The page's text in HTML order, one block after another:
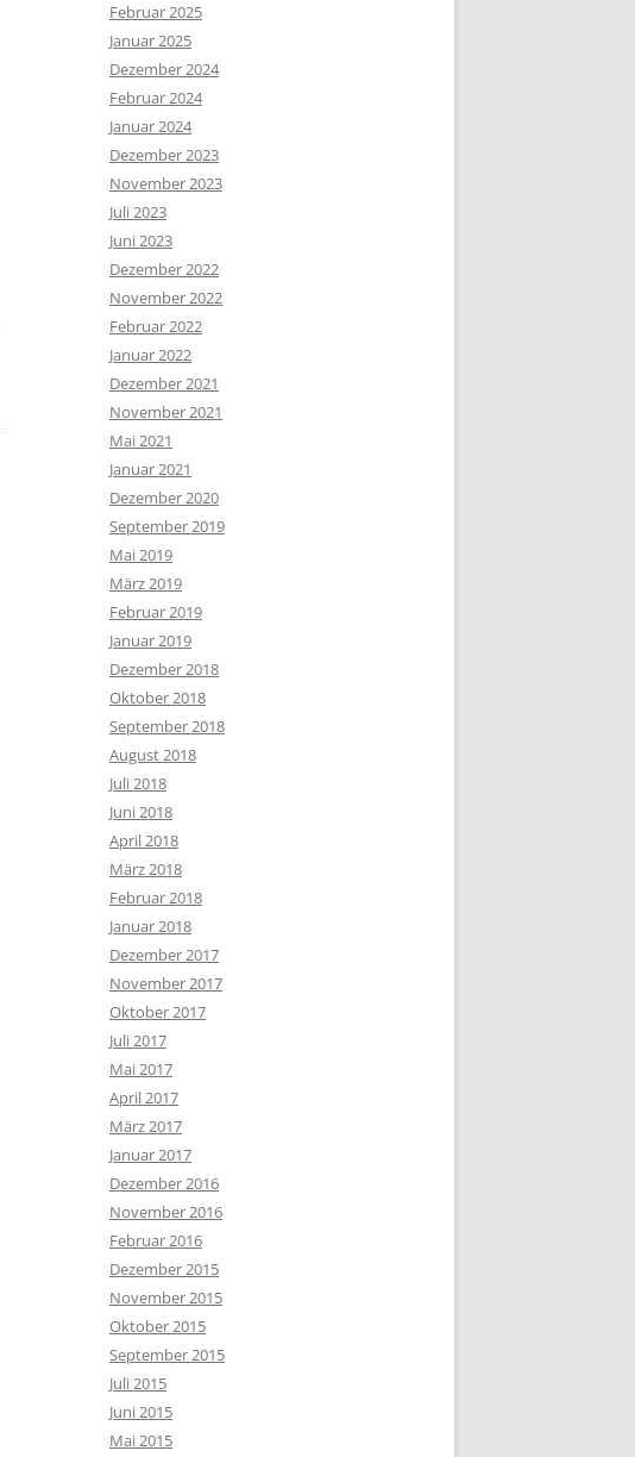
Februar 2025
Januar 2025
Dezember 2024
Februar 2024
Januar 2024
Dezember 2023
November 2023
Juli 2023
Juni 2023
Dezember 2022
November 2022
Februar 2022
Januar 2022
Dezember 2021
November 2021
Mai 2021
Januar 2021
Dezember 2020
September 2019
Mai 2019
März 2019
Februar 2019
Januar 2019
Dezember 2018
Oktober 2018
September 2018
August 2018
Juli 2018
Juni 2018
April 2018
März 2018
Februar 2018
Januar 2018
Dezember 2017
November 2017
Oktober 2017
Juli 2017
Mai 2017
April 2017
März 2017
Januar 2017
Dezember 2016
November 2016
Februar 2016
Dezember 2015
November 2015
Oktober 2015
September 2015
Juli 2015
Juni 2015
Mai 2015